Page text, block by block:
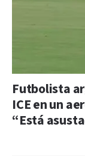
Futbolista
ICE en un
“Está